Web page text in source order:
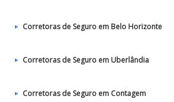
Corretoras de Seguro em Belo Horizonte
Corretoras de Seguro em Uberlândia
Corretoras de Seguro em Contagem